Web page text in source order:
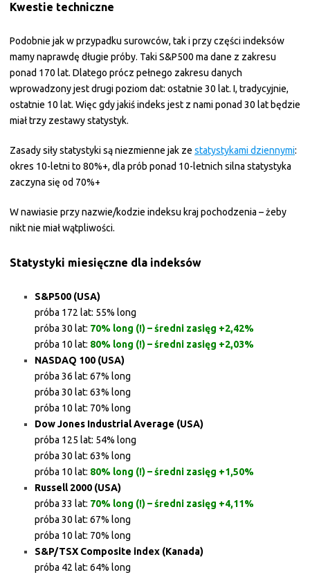
Kwestie techniczne
Podobnie jak w przypadku surowców, tak i przy części indeksów
mamy naprawdę długie próby. Taki S&P500 ma dane z zakresu
ponad 170 lat. Dlatego prócz pełnego zakresu danych
wprowadzony jest drugi poziom dat: ostatnie 30 lat. I, tradycyjnie,
ostatnie 10 lat. Więc gdy jakiś indeks jest z nami ponad 30 lat będzie
miał trzy zestawy statystyk.
Zasady siły statystyki są niezmienne jak ze statystykami dziennymi:
okres 10-letni to 80%+, dla prób ponad 10-letnich silna statystyka
zaczyna się od 70%+
W nawiasie przy nazwie/kodzie indeksu kraj pochodzenia – żeby
nikt nie miał wątpliwości.
Statystyki miesięczne dla indeksów
S&P500 (USA)
próba 172 lat: 55% long
próba 30 lat: 70% long (!) – średni zasięg +2,42%
próba 10 lat: 80% long (!) – średni zasięg +2,03%
NASDAQ 100 (USA)
próba 36 lat: 67% long
próba 30 lat: 63% long
próba 10 lat: 70% long
Dow Jones Industrial Average (USA)
próba 125 lat: 54% long
próba 30 lat: 63% long
próba 10 lat: 80% long (!) – średni zasięg +1,50%
Russell 2000 (USA)
próba 33 lat: 70% long (!) – średni zasięg +4,11%
próba 30 lat: 67% long
próba 10 lat: 70% long
S&P/TSX Composite index (Kanada)
próba 42 lat: 64% long